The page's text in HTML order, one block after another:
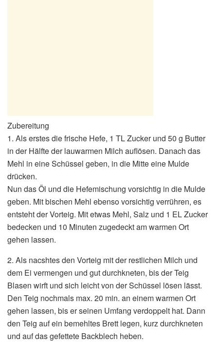
Zubereitung
1. Als erstes die frische Hefe, 1 TL Zucker und 50 g Butter
in der Hälfte der lauwarmen Milch auflösen. Danach das
Mehl in eine Schüssel geben, in die Mitte eine Mulde
drücken.
Nun das Öl und die Hefemischung vorsichtig in die Mulde
geben. Mit bischen Mehl ebenso vorsichtig verrühren, es
entsteht der Vorteig. Mit etwas Mehl, Salz und 1 EL Zucker
bedecken und 10 Minuten zugedeckt am warmen Ort
gehen lassen.
2. Als nacshtes den Vorteig mit der restlichen Milch und
dem Ei vermengen und gut durchkneten, bis der Teig
Blasen wirft und sich leicht von der Schüssel lösen lässt.
Den Teig nochmals max. 20 min. an einem warmen Ort
gehen lassen, bis er seinen Umfang verdoppelt hat. Dann
den Teig auf ein bemehltes Brett legen, kurz durchkneten
und auf das gefettete Backblech heben.